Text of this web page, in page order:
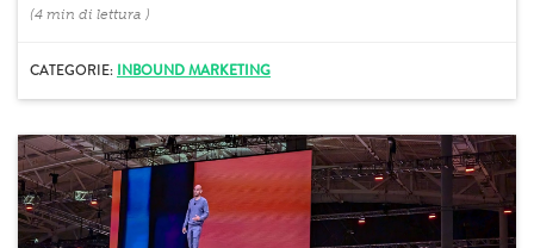
(4 min di lettura )
CATEGORIE: INBOUND MARKETING